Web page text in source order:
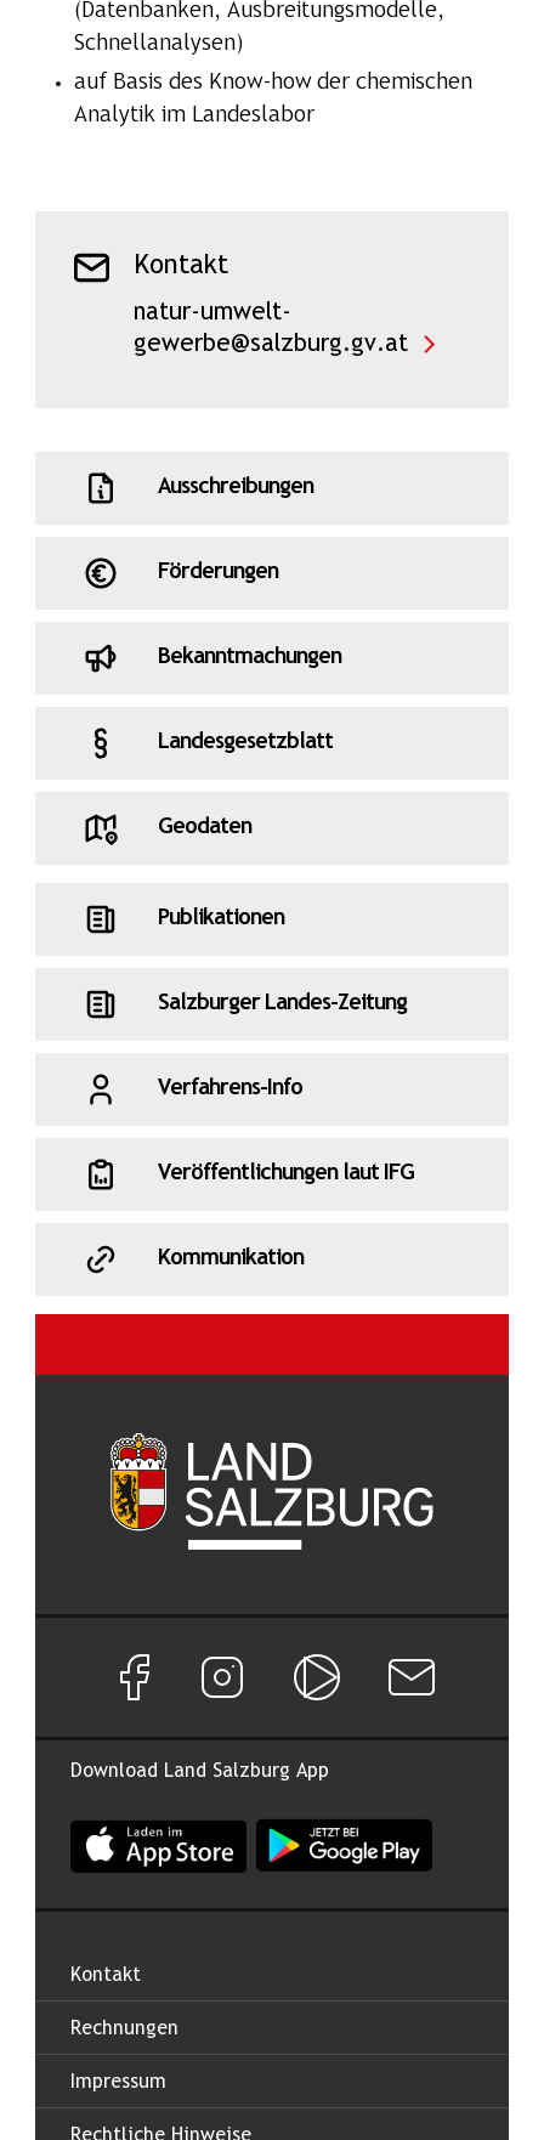
(Datenbanken, Ausbreitungsmodelle,
Schnellanalysen)
auf Basis des Know-how der chemischen
Analytik im Landeslabor
Kontakt
natur-umwelt-
gewerbe@salzburg.gv.at
Ausschreibungen
Förderungen
Bekanntmachungen
Landesgesetzblatt
Geodaten
Publikationen
Salzburger Landes-Zeitung
Verfahrens-Info
Veröffentlichungen laut IFG
Kommunikation
Download Land Salzburg App
App Land Salzburg im Apple App Store
App Land Salzburg im
Facebook Seite von Land Salzburg
Instagram Seite von Land Salzburg
Salzburg ONNewsletter
Kontakt
Rechnungen
Impressum
Rechtliche Hinweise